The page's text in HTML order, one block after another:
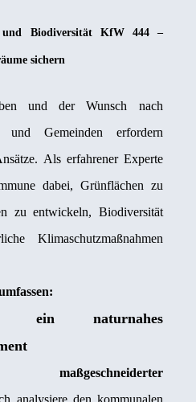
und Biodiversität KfW 444 –
sichern
und der Wunsch nach
und Gemeinden erfordern
Als erfahrener Experte
dabei, Grünflächen zu
zu entwickeln, Biodiversität
Klimaschutzmaßnahmen
ein naturnahes
maßgeschneiderter